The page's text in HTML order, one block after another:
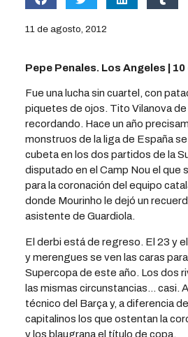
11 de agosto, 2012
Pepe Penales. Los Angeles |
Fue una lucha sin cuartel, con
piquetes de ojos. Tito Vilanova
recordando. Hace un año
monstruos de la liga de España
cubeta en los dos partidos de la
disputado en el Camp Nou el que
para la coronación del equipo
donde Mourinho le dejó un
asistente de Guardiola.
El derbi está de regreso. El 23 y
y merengues se ven las caras
Supercopa de este año. Los dos
las mismas circunstancias… casi.
técnico del Barça y, a diferencia
capitalinos los que ostentan la
y los blaugrana el título de copa.